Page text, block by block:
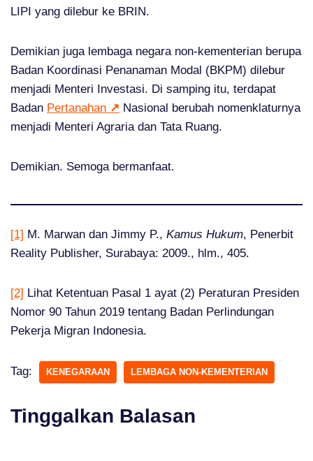
LIPI yang dilebur ke BRIN.
Demikian juga lembaga negara non-kementerian berupa
Badan Koordinasi Penanaman Modal (BKPM) dilebur
menjadi Menteri Investasi. Di samping itu, terdapat
Badan Pertanahan ↗ Nasional berubah nomenklaturnya
menjadi Menteri Agraria dan Tata Ruang.
Demikian. Semoga bermanfaat.
[1] M. Marwan dan Jimmy P., Kamus Hukum, Penerbit
Reality Publisher, Surabaya: 2009., hlm., 405.
[2] Lihat Ketentuan Pasal 1 ayat (2) Peraturan Presiden
Nomor 90 Tahun 2019 tentang Badan Perlindungan
Pekerja Migran Indonesia.
Tag: KENEGARAAN LEMBAGA NON-KEMENTERIAN
Tinggalkan Balasan